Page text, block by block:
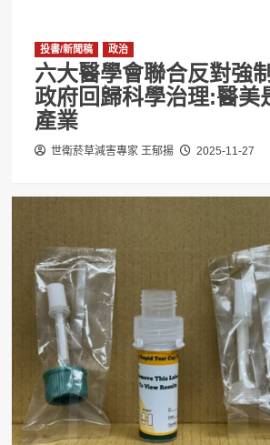
投書/新聞稿 政治
六大醫學會聯合反對
政府回歸科學治理:醫美
產業
世衛菸草減害專家 王郁揚 2025-11-27